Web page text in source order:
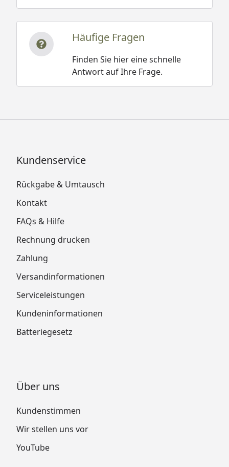
Häufige Fragen
Finden Sie hier eine schnelle
Antwort auf Ihre Frage.
Kundenservice
Rückgabe & Umtausch
Kontakt
FAQs & Hilfe
Rechnung drucken
Zahlung
Versandinformationen
Serviceleistungen
Kundeninformationen
Batteriegesetz
Über uns
Kundenstimmen
Wir stellen uns vor
YouTube